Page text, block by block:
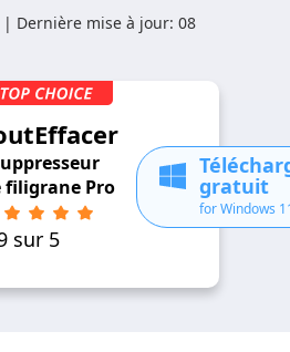
| Dernière mise à jour: 08
filigrane Pro
sur 5
gratuit
for Windows